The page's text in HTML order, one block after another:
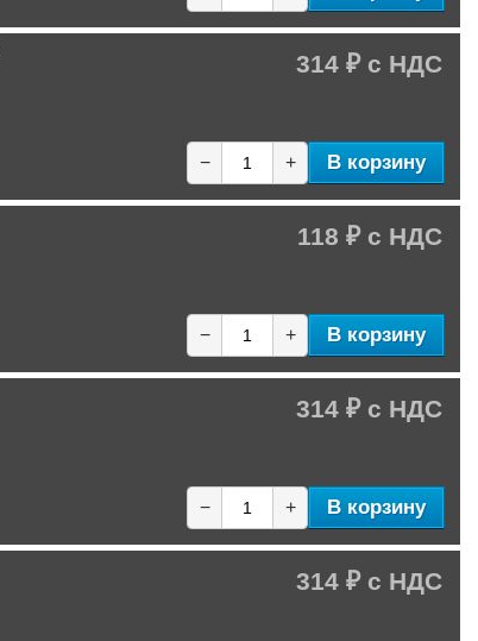
314 ₽
− + В корзину
118 ₽
− + В корзину
314 ₽
− + В корзину
314 ₽